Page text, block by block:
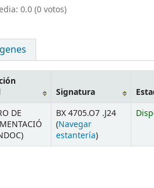
0.0 (0 votos)
Signatura
DE
BX 4705.O7 .J24
(Navegar
estantería)